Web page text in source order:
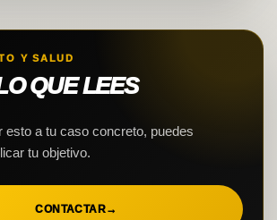
Y SALUD
QUE LEES
esto a tu caso concreto, puedes
tu objetivo.
CONTACTAR→